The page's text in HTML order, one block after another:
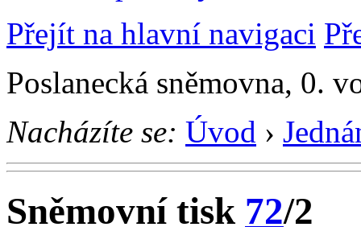
Přejít na hlavní navigaci
Poslanecká sněmovna, 0.
Nacházíte se: Úvod ›
Sněmovní tisk 72/2